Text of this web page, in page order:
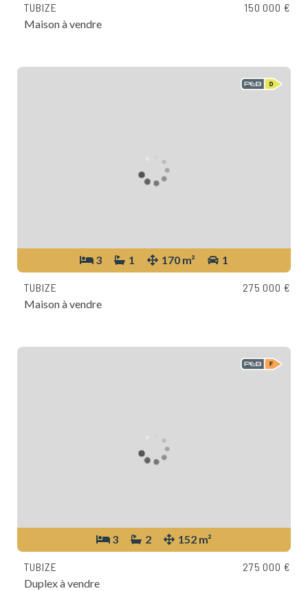
TUBIZE
Maison à vendre
150 000 €
3 1 170 m² 1
TUBIZE
Maison à vendre
275 000 €
3 2 152 m²
TUBIZE
Duplex à vendre
275 000 €